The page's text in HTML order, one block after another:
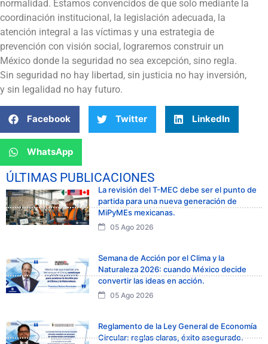
normalidad. Estamos convencidos de que solo mediante la
coordinación institucional, la legislación adecuada, la
atención integral a las víctimas y una estrategia de
prevención con visión social, lograremos construir un
México donde la seguridad no sea excepción, sino regla.
Sin seguridad no hay libertad, sin justicia no hay inversión,
y sin legalidad no hay futuro.
Facebook Twitter LinkedIn
WhatsApp
ÚLTIMAS PUBLICACIONES
La revisión del T-MEC debe ser el punto de
partida para una nueva generación de
MiPyMEs mexicanas.
05 Ago 2026
Semana de Acción por el Clima y la
Naturaleza 2026: cuando México decide
convertir las ideas en acción.
05 Ago 2026
Reglamento de la Ley General de Economía
Circular: reglas claras, éxito asegurado.